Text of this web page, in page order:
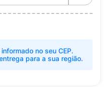
no seu CEP.
para a sua região.